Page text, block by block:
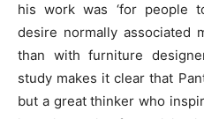
his work was ‘for people
desire normally associated
than with furniture
study makes it clear that
but a great thinker who